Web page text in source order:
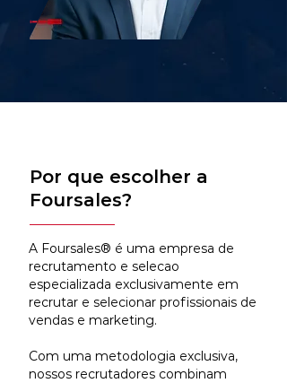
Por que escolher a
Foursales?
A Foursales® é uma empresa de
recrutamento e selecao
especializada exclusivamente em
recrutar e selecionar profissionais de
vendas e marketing.
Com uma metodologia exclusiva,
nossos recrutadores combinam